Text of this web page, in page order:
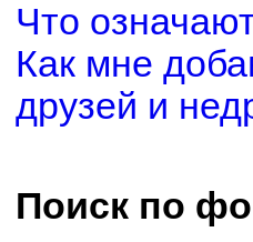
Что
Как мне
друзей и
Поиск по